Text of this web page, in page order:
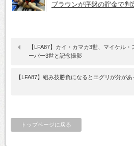
ブラウンが序盤の貯金で判
【LFA87】カイ・カマカ3世、マイケル
ーパー3世と記念撮影
【LFA87】組み技勝負になるとエグリが分が
トップページに戻る